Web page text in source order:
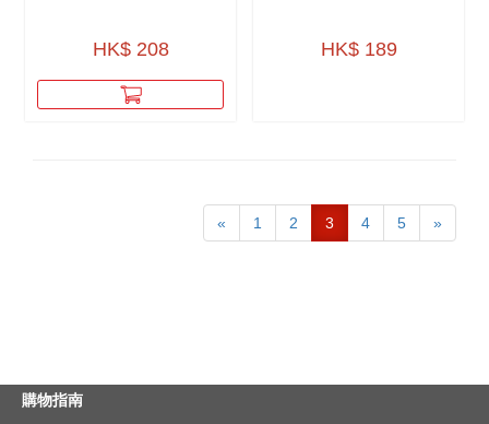
HK$ 208 HK$ 189
« 1 2 3 4 5 »
購物指南